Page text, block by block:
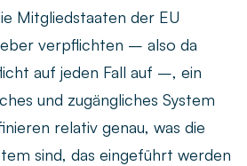
Mitgliedstaaten der EU
verpflichten – also da
auf jeden Fall auf –, ein
und zugängliches System
relativ genau, was die
sind, das eingeführt werden